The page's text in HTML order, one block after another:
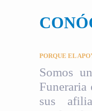
PORQUE EL
Somos
Funeraria
sus